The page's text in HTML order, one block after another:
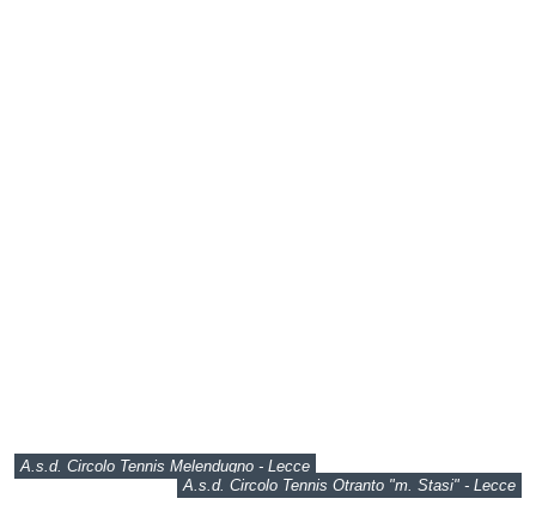
A.s.d. Circolo Tennis Melendugno - Lecce
A.s.d. Circolo Tennis Otranto "m. Stasi" - Lecce